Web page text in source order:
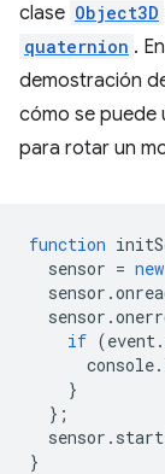
clase Object3D
quaternion .
demostración
cómo se puede
para rotar un
function
sensor = new
sensor .
sensor .
if (event .
console.
}
};
sensor . start
}